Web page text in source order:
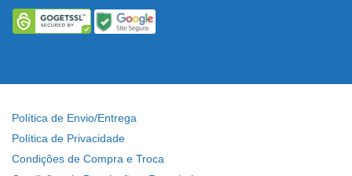
Política de Envio/Entrega
Política de Privacidade
Condições de Compra e Troca